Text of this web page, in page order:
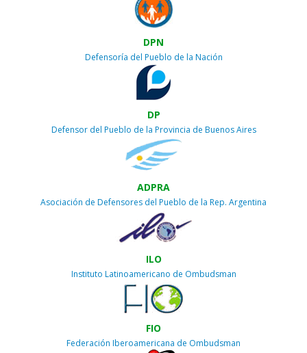
DPN
Defensoría del Pueblo de la Nación
DP
Defensor del Pueblo de la Provincia de Buenos Aires
ADPRA
Asociación de Defensores del Pueblo de la Rep. Argentina
ILO
Instituto Latinoamericano de Ombudsman
FIO
Federación Iberoamericana de Ombudsman